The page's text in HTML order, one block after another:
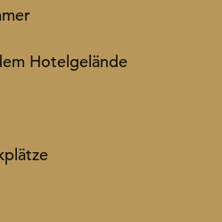
Hotelgelände